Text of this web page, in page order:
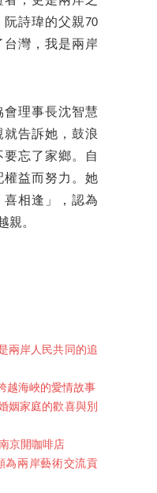
阮詩瑋的父親70
台灣，我是兩岸
會理事長沈智慧
就告訴她，鼓浪
忘了家鄉。自
權益而努力。她
喜相逢」，認為
親。
兩岸人民共同的追
越海峽的愛情故事
姻家庭的歡喜與別
京開咖啡店
為兩岸藝術交流貢